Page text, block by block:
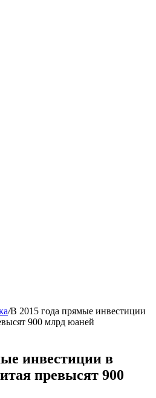
/В 2015 года прямые инвестиции
900 млрд юаней
инвестиции в
превысят 900